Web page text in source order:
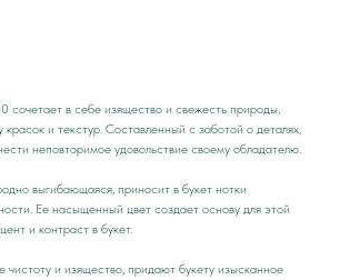
в себе изящество и свежесть природы,
красок и текстур. Составленный с заботой о деталях,
неповторимое удовольствие своему обладателю.
выгибающаяся, приносит в букет нотки
Ее насыщенный цвет создает основу для этой
и контраст в букет.
и изящество, придают букету изысканное